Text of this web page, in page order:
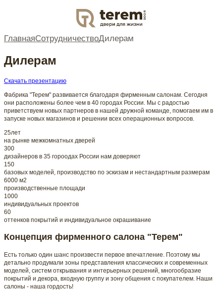
DOOR
ГлавнаяСотрудничествоДилерам
Дилерам
Скачать презентацию
Фабрика "Терем" развивается благодаря фирменным салонам. Сегодня
они расположены более чем в 40 городах России. Мы с радостью
приветствуем новых партнеров в нашей дружной команде, помогаем им в
запуске новых магазинов и решении всех операционных вопросов.
25лет
на рынке межкомнатных дверей
300
дизайнеров в 35 гороодах России нам доверяют
150
базовых моделей, производство по эскизам и нестандартным размерам
6000 м2
производственные площади
1000
индивидуальных проектов
60
оттенков покрытий и индивидуальное окрашивание
Концепция фирменного салона "Терем"
Есть только один шанс произвести первое впечатление. Поэтому мы
детально продумали зоны представления классических и современных
моделей, систем открывания и интерьерных решений, многообразие
покрытий и декора, входную группу и зону общения с покупателем. Наши
салоны - наша гордость!